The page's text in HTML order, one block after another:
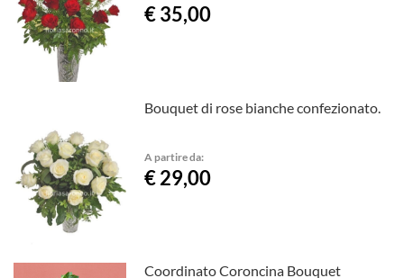
€ 35,00
Bouquet di rose bianche confezionato.
A partire da:
€ 29,00
Coordinato Coroncina Bouquet